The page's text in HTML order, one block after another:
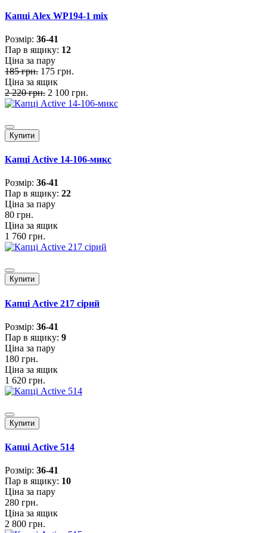
Капці Alex WP194-1 mix
Розмiр: 36-41
Пар в ящику: 12
Ціна за пару
185 грн. 175 грн.
Ціна за ящик
2 220 грн. 2 100 грн.
Купити
Капці Active 14-106-микс
Розмiр: 36-41
Пар в ящику: 22
Ціна за пару
80 грн.
Ціна за ящик
1 760 грн.
Купити
Капці Active 217 сірий
Розмiр: 36-41
Пар в ящику: 9
Ціна за пару
180 грн.
Ціна за ящик
1 620 грн.
Купити
Капці Active 514
Розмiр: 36-41
Пар в ящику: 10
Ціна за пару
280 грн.
Ціна за ящик
2 800 грн.